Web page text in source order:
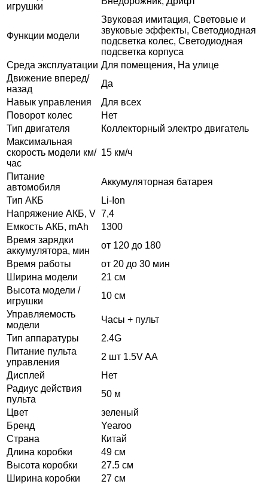
игрушки
Функции модели
Звуковая имитация, Световые и
звуковые эффекты, Светодиодная
подсветка колес, Светодиодная
подсветка корпуса
Среда эксплуатации Для помещения, На улице
Движение вперед/
назад
Да
Навык управления
Для всех
Поворот колес
Нет
Тип двигателя
Коллекторный электро двигатель
Максимальная
скорость модели км/
час
15 км/ч
Питание
автомобиля
Аккумуляторная батарея
Тип АКБ
Li-Ion
Напряжение АКБ, V 7,4
Емкость АКБ, mAh
1300
Время зарядки
аккумулятора, мин
от 120 до 180
Время работы
от 20 до 30 мин
Ширина модели
21 см
Высота модели /
игрушки
10 см
Управляемость
модели
Часы + пульт
Тип аппаратуры
2.4G
Питание пульта
управления
2 шт 1.5V AA
Дисплей
Нет
Радиус действия
пульта
50 м
Цвет
зеленый
Бренд
Yearoo
Страна
Китай
Длина коробки
49 см
Высота коробки
27.5 см
Ширина коробки
27 см